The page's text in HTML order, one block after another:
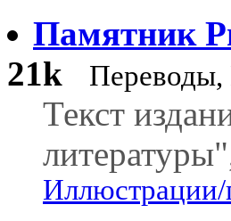
Памятник
21k Переводы,
Текст